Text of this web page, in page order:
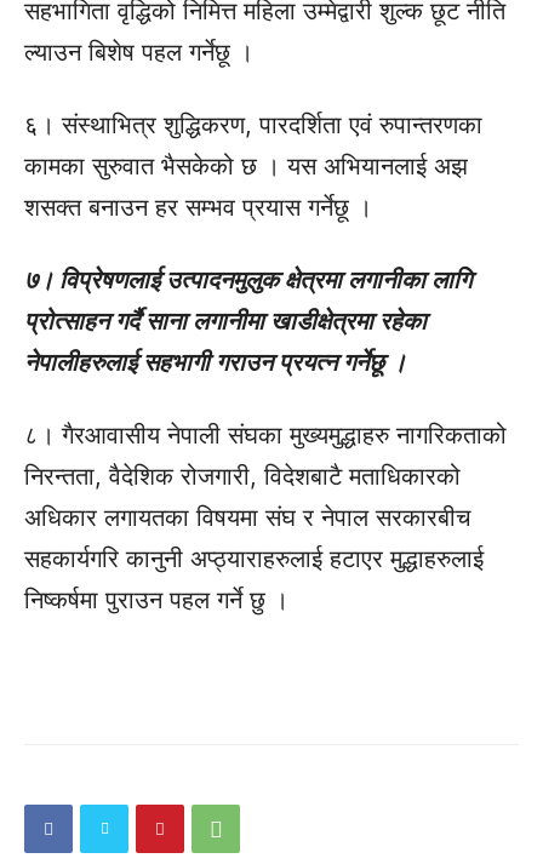
सहभागिता वृद्धिको निमित्त महिला उम्मेद्वारी शुल्क छूट नीति
ल्याउन बिशेष पहल गर्नेछू ।
६। संस्थाभित्र शुद्धिकरण, पारदर्शिता एवं रुपान्तरणका
कामका सुरुवात भैसकेको छ । यस अभियानलाई अझ
शसक्त बनाउन हर सम्भव प्रयास गर्नेछू ।
७। विप्रेषणलाई उत्पादनमुलुक क्षेत्रमा लगानीका लागि
प्रोत्साहन गर्दै साना लगानीमा खाडीक्षेत्रमा रहेका
नेपालीहरुलाई सहभागी गराउन प्रयत्न गर्नेछू ।
८। गैरआवासीय नेपाली संघका मुख्यमुद्धाहरु नागरिकताको
निरन्तता, वैदेशिक रोजगारी, विदेशबाटै मताधिकारको
अधिकार लगायतका विषयमा संघ र नेपाल सरकारबीच
सहकार्यगरि कानुनी अप्ठ्याराहरुलाई हटाएर मुद्धाहरुलाई
निष्कर्षमा पुराउन पहल गर्ने छु ।